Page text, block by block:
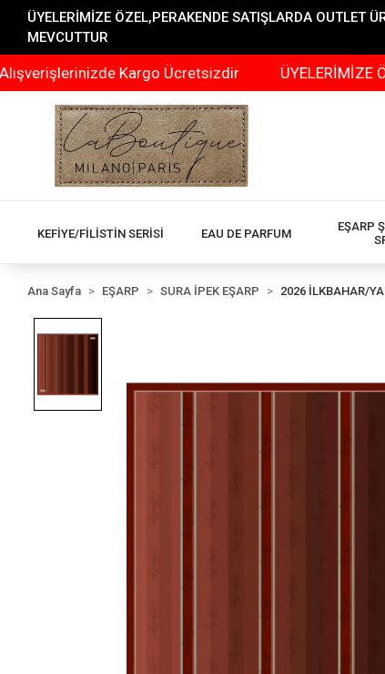
ÜYELERİMİZE ÖZEL,PERAKENDE SATIŞLARDA
MEVCUTTUR
Kargo Ücretsizdir ÜYELERİMİZE
KEFİYE/FİLİSTİN SERİSİ EAU DE PARFUM
EŞARP
Ana Sayfa EŞARP SURA İPEK EŞARP 2026 İLKBAHAR/